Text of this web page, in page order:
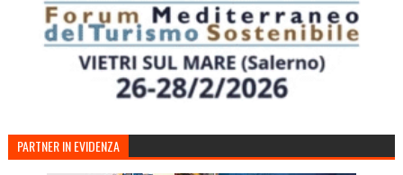
PARTNER IN EVIDENZA